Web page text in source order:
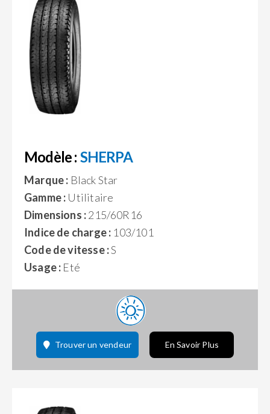
Modèle : SHERPA
Marque : Black Star
Gamme : Utilitaire
Dimensions :215/60R16
Indice de charge : 103/101
Code de vitesse :S
Usage : Eté
Trouver un vendeur En Savoir Plus